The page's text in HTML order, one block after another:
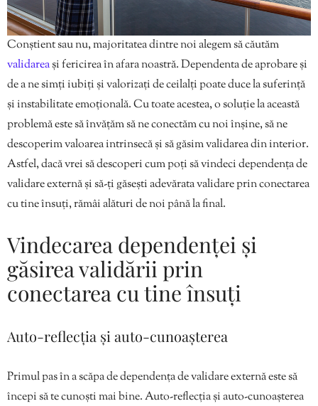
Conștient sau nu, majoritatea dintre noi alegem să căutăm
validareași fericirea în afara noastră. Dependenta de aprobare și
de a ne simți iubiți și valorizați de ceilalți poate duce la suferință
și instabilitate emoțională. Cu toate acestea, o soluție la această
problemă este să învățăm să ne conectăm cu noi înșine, să ne
descoperim valoarea intrinsecă și să găsim validarea din interior.
Astfel, dacă vrei să descoperi cum poți să vindeci dependența de
validare externă și să-ți găsești adevărata validare prin conectarea
cu tine însuți, rămâi alături de noi până la final.
Vindecarea dependenței și
găsirea validării prin
conectarea cu tine însuți
Auto-reflecția și auto-cunoașterea
Primul pas în a scăpa de dependența de validare externă este să
începi să te cunoști mai bine. Auto-reflecția și auto-cunoașterea